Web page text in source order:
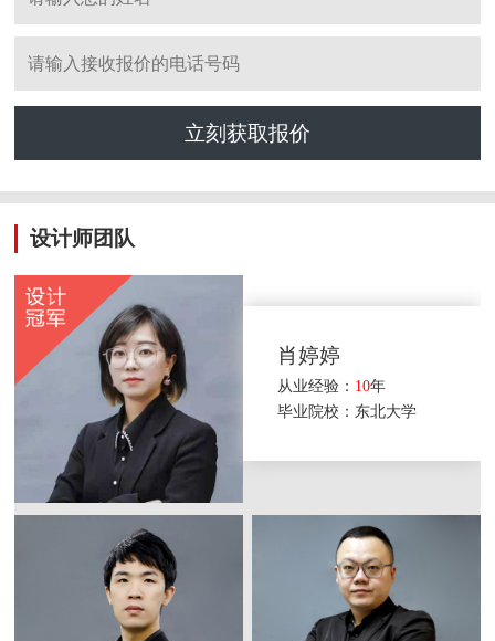
立刻获取报价
设计师团队
肖婷婷
从业经验： 10年
毕业院校：东北大学